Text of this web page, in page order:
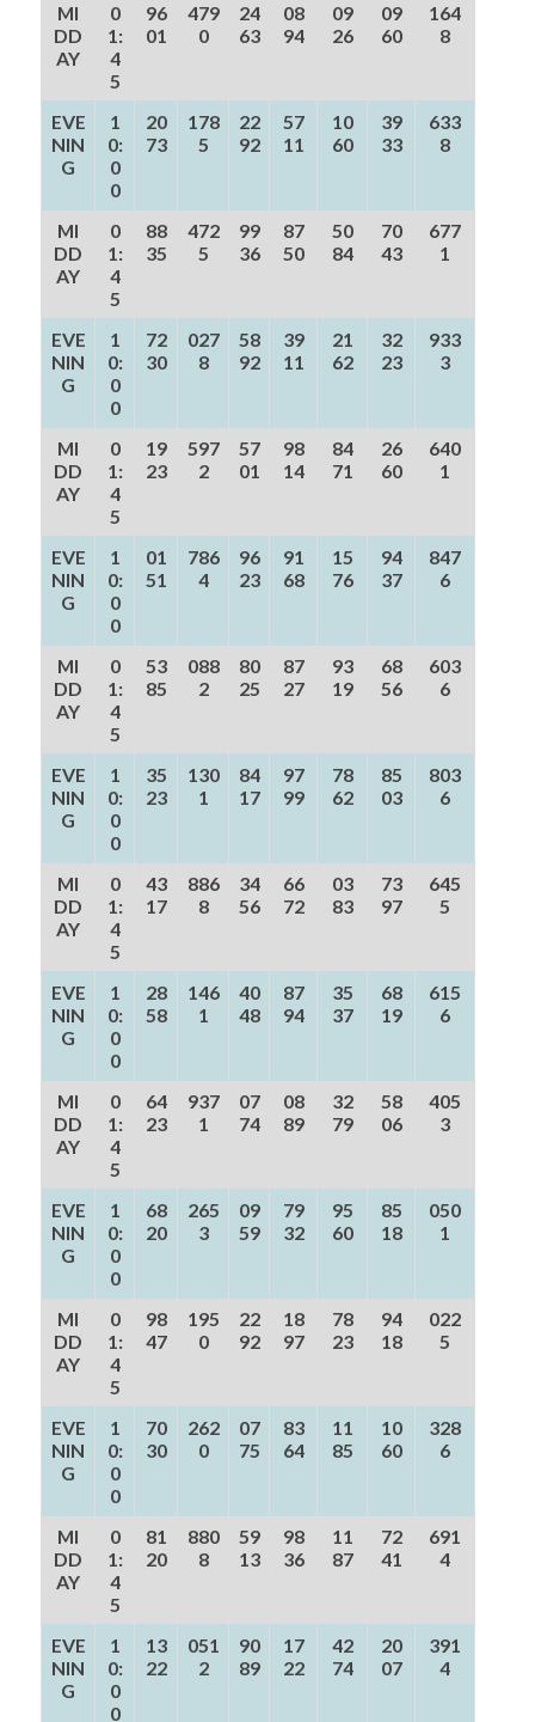
MI
DD
AY
0
1:
4
5
96
01
479
0
24
63
08
94
09
26
09
60
164
8
EVE
NIN
G
1
0:
0
0
20
73
178
5
22
92
57
11
10
60
39
33
633
8
MI
DD
AY
0
1:
4
5
88
35
472
5
99
36
87
50
50
84
70
43
677
1
EVE
NIN
G
1
0:
0
0
72
30
027
8
58
92
39
11
21
62
32
23
933
3
MI
DD
AY
0
1:
4
5
19
23
597
2
57
01
98
14
84
71
26
60
640
1
EVE
NIN
G
1
0:
0
0
01
51
786
4
96
23
91
68
15
76
94
37
847
6
MI
DD
AY
0
1:
4
5
53
85
088
2
80
25
87
27
93
19
68
56
603
6
EVE
NIN
G
1
0:
0
0
35
23
130
1
84
17
97
99
78
62
85
03
803
6
MI
DD
AY
0
1:
4
5
43
17
886
8
34
56
66
72
03
83
73
97
645
5
EVE
NIN
G
1
0:
0
0
28
58
146
1
40
48
87
94
35
37
68
19
615
6
MI
DD
AY
0
1:
4
5
64
23
937
1
07
74
08
89
32
79
58
06
405
3
EVE
NIN
G
1
0:
0
0
68
20
265
3
09
59
79
32
95
60
85
18
050
1
MI
DD
AY
0
1:
4
5
98
47
195
0
22
92
18
97
78
23
94
18
022
5
EVE
NIN
G
1
0:
0
0
70
30
262
0
07
75
83
64
11
85
10
60
328
6
MI
DD
AY
0
1:
4
5
81
20
880
8
59
13
98
36
11
87
72
41
691
4
EVE
NIN
G
1
0:
0
0
13
22
051
2
90
89
17
22
42
74
20
07
391
4